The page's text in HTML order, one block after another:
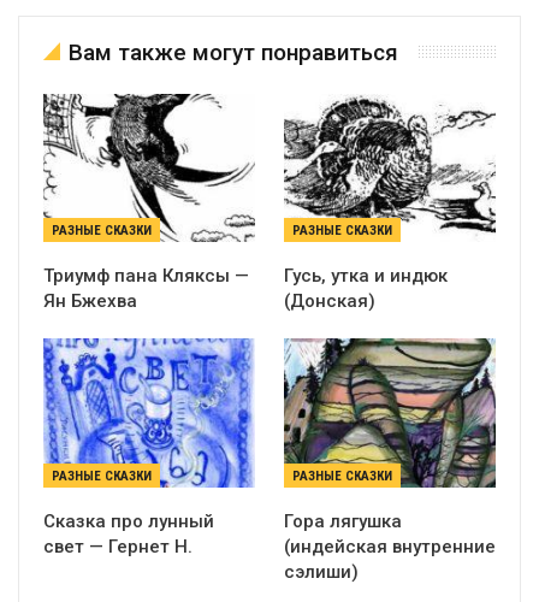
Вам также могут понравиться
РАЗНЫЕ СКАЗКИ
Триумф пана Кляксы —
Ян Бжехва
РАЗНЫЕ СКАЗКИ
Гусь, утка и индюк
(Донская)
РАЗНЫЕ СКАЗКИ
Сказка про лунный
свет — Гернет Н.
РАЗНЫЕ СКАЗКИ
Гора лягушка
(индейская внутренние
сэлиши)